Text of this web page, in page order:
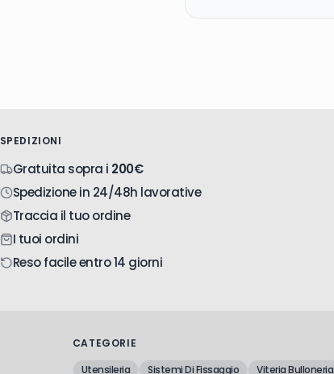
SPEDIZIONI
Gratuita sopra i 200€
Spedizione in 24/48h lavorative
Traccia il tuo ordine
I tuoi ordini
Reso facile entro 14 giorni
CATEGORIE
Utensileria
Sistemi Di Fissaggio Viteria Bulloneria